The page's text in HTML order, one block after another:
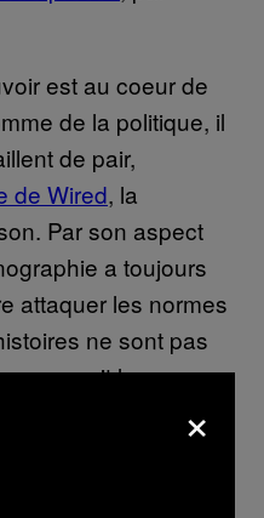
est au coeur de
de la politique, il
de pair,
de Wired, la
Par son aspect
a toujours
attaquer les normes
ne sont pas
poursuit la
par exemple
sur un certain
Une façon de
×